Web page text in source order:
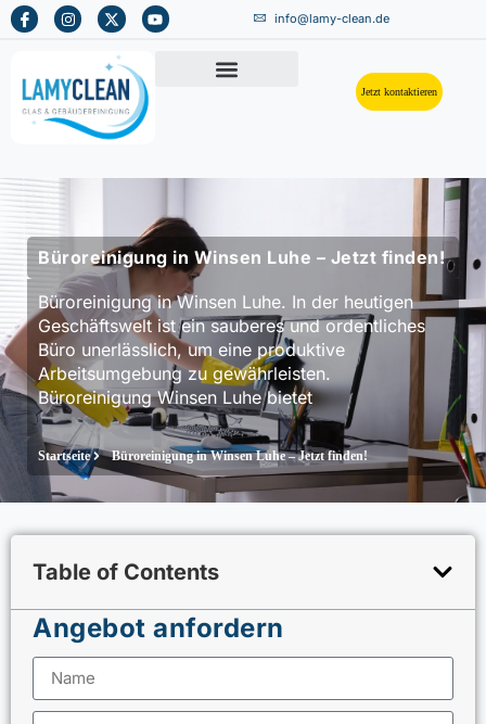
info@lamy-clean.de
Jetzt kontaktieren
Büroreinigung in Winsen Luhe – Jetzt finden!
Büroreinigung in Winsen Luhe. In der heutigen
Geschäftswelt ist ein sauberes und ordentliches
Büro unerlässlich, um eine produktive
Arbeitsumgebung zu gewährleisten.
Büroreinigung Winsen Luhe bietet
Startseite Büroreinigung in Winsen Luhe – Jetzt finden!
Table of Contents
Angebot anfordern